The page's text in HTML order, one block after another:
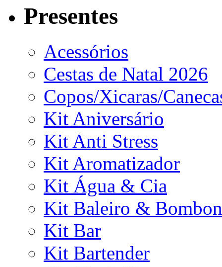
Presentes
Acessórios
Cestas de Natal 2026
Copos/Xicaras/
Kit Aniversário
Kit Anti Stress
Kit Aromatizador
Kit Água & Cia
Kit Baleiro &
Kit Bar
Kit Bartender